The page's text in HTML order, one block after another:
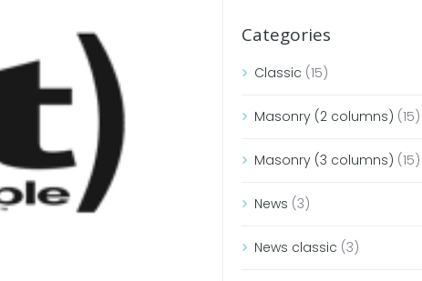
Categories
Classic (15)
Masonry (2 columns) (15)
Masonry (3 columns) (15)
News (3)
News classic (3)